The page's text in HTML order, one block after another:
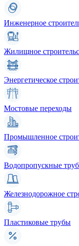
Инженерное
Жилищное
Энергетическое
Мостовые переходы
Промышленное
Водопропускные
Железнодорожное
Пластиковые трубы